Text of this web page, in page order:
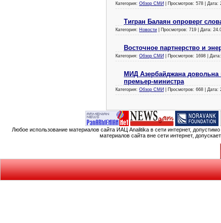
Категория: Обзор СМИ | Просмотров: 578 | Дата:
Тигран Балаян опроверг
Категория: Новости | Просмотров: 719 | Дата:
Восточное партнерство и
Категория: Обзор СМИ | Просмотров: 1698 |
МИД Азербайджана довольна
премьер-министра
Категория: Обзор СМИ | Просмотров: 668 | Дата:
Любое использование материалов сайта ИАЦ Analitika в сети интернет,
материалов сайта вне сети интернет,